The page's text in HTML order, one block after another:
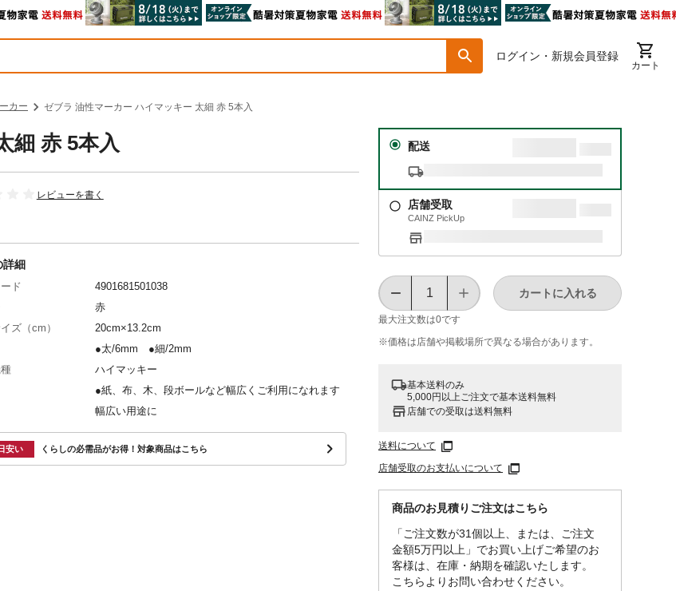
ログイン・新規会員登録
カート
カー ゼブラ 油性マーカー ハイマッキー 太細 赤 5本入
細 赤 5本入
レビューを書く
配送
店舗受取
CAINZ PickUp
最大注文数は0です
カートに入れる
※価格は​店舗や​掲載場所で​異なる​場合が​あります。
基本送料のみ
5,000円以上ご注文で基本送料無料
店舗での受取は送料無料
送料について
店舗受取のお支払いについて
商品のお見積りご注文はこちら
「ご注文数が31個以上、または、ご注文
金額5万円以上」でお買い上げご希望のお
客様は、在庫・納期を確認いたします。
こちらよりお問い合わせください。
詳細
ド
4901681501038
赤
ズ（cm）
20cm×13.2cm
●太/6mm ●細/2mm
ハイマッキー
●紙、布、木、段ボールなど幅広くご利用になれます
幅広い用途に
●使われている油性インクは、速乾性と耐水性に優れ
ているので、色落ちや色褪せがしにくい。
129g
安い くらしの必需品がお得！対象商品はこちら